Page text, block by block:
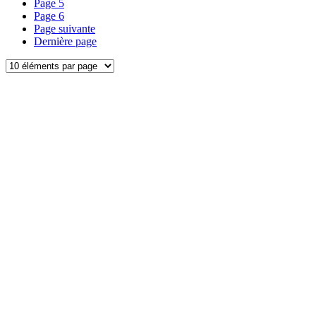
Page 5
Page 6
Page suivante
Dernière page